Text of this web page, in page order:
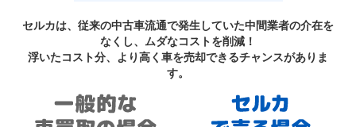
セルカは、従来の中古車流通で発生していた中間業者の介在を
なくし、ムダなコストを削減！
浮いたコスト分、より高く車を売却できるチャンスがありま
す。